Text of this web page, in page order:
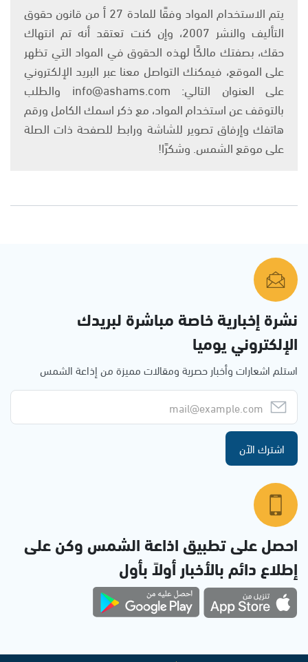
يتم الاستخدام المواد وفقًا للمادة 27 أ من قانون حقوق
التأليف والنشر 2007، وإن كنت تعتقد أنه تم انتهاك
حقك، بصفتك مالكًا لهذه الحقوق في المواد التي تظهر
على الموقع، فيمكنك التواصل معنا عبر البريد الإلكتروني
على العنوان التالي: info@ashams.com والطلب
بالتوقف عن استخدام المواد، مع ذكر اسمك الكامل ورقم
هاتفك وإرفاق تصوير للشاشة ورابط للصفحة ذات الصلة
على موقع الشمس. وشكرًا!
نشرة إخبارية خاصة مباشرة لبريدك
الإلكتروني يوميا
استلم اشعارات وأخبار حصرية ومقالات مميزة من إذاعة الشمس
اشترك الآن
احصل على تطبيق اذاعة الشمس وكن على
إطلاع دائم بالأخبار أولاً بأول